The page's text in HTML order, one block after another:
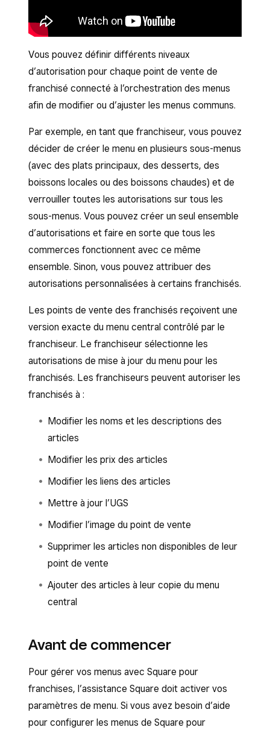
Vous pouvez définir différents niveaux
d’autorisation pour chaque point de vente de
franchisé connecté à l’orchestration des menus
afin de modifier ou d’ajuster les menus communs.
Par exemple, en tant que franchiseur, vous pouvez
décider de créer le menu en plusieurs sous-menus
(avec des plats principaux, des desserts, des
boissons locales ou des boissons chaudes) et de
verrouiller toutes les autorisations sur tous les
sous-menus. Vous pouvez créer un seul ensemble
d’autorisations et faire en sorte que tous les
commerces fonctionnent avec ce même
ensemble. Sinon, vous pouvez attribuer des
autorisations personnalisées à certains franchisés.
Les points de vente des franchisés reçoivent une
version exacte du menu central contrôlé par le
franchiseur. Le franchiseur sélectionne les
autorisations de mise à jour du menu pour les
franchisés. Les franchiseurs peuvent autoriser les
franchisés à :
Modifier les noms et les descriptions des
articles
Modifier les prix des articles
Modifier les liens des articles
Mettre à jour l’UGS
Modifier l’image du point de vente
Supprimer les articles non disponibles de leur
point de vente
Ajouter des articles à leur copie du menu
central
Avant de commencer
Pour gérer vos menus avec Square pour
franchises, l’assistance Square doit activer vos
paramètres de menu. Si vous avez besoin d’aide
pour configurer les menus de Square pour